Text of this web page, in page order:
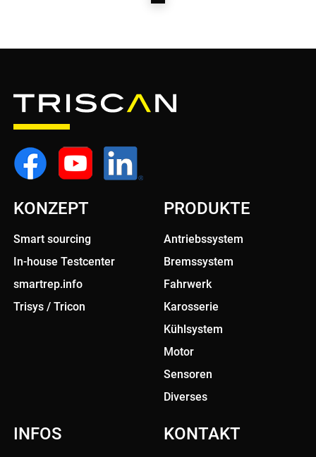
KONZEPT
Smart sourcing
In-house Testcenter
smartrep.info
Trisys / Tricon
PRODUKTE
Antriebssystem
Bremssystem
Fahrwerk
Karosserie
Kühlsystem
Motor
Sensoren
Diverses
INFOS KONTAKT